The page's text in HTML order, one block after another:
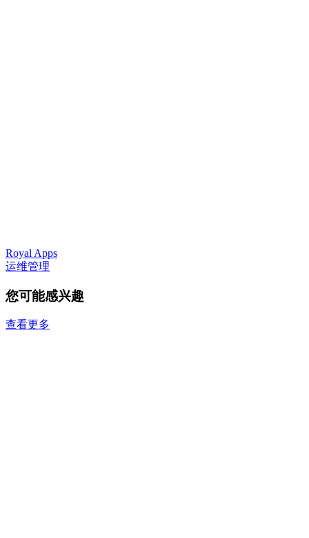
Royal Apps
运维管理
您可能感兴趣
查看更多